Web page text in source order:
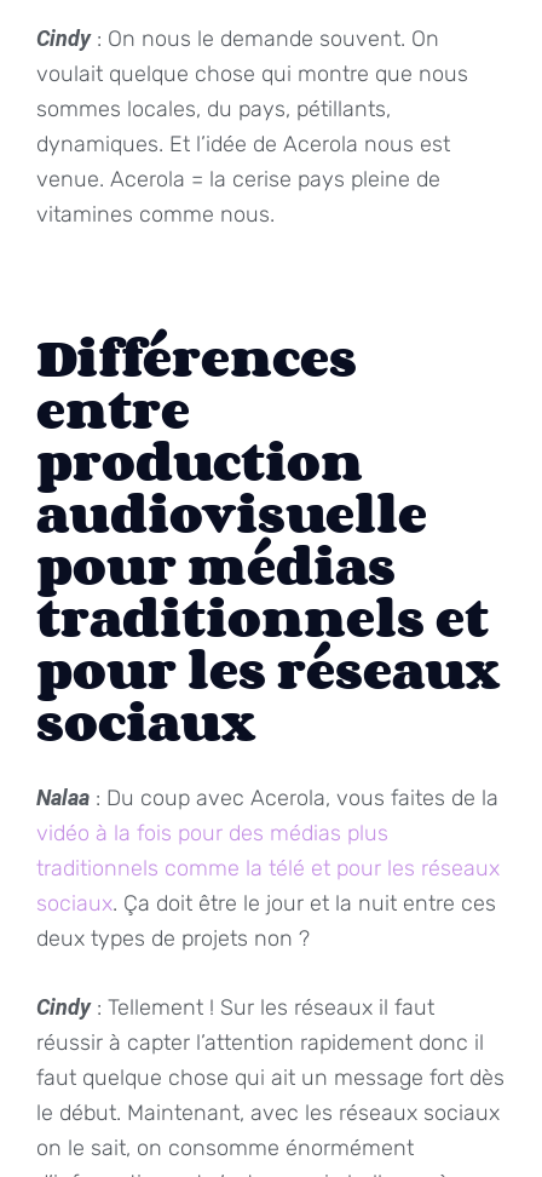
Cindy: On nous le demande souvent. On
voulait quelque chose qui montre que nous
sommes locales, du pays, pétillants,
dynamiques. Et l’idée de Acerola nous est
venue. Acerola = la cerise pays pleine de
vitamines comme nous.
Différences
entre
production
audiovisuelle
pour médias
traditionnels et
pour les réseaux
sociaux
Nalaa : Du coup avec Acerola, vous faites de la
vidéo à la fois pour des médias plus
traditionnels comme la télé et pour les réseaux
sociaux. Ça doit être le jour et la nuit entre ces
deux types de projets non ?
Cindy: Tellement ! Sur les réseaux il faut
réussir à capter l’attention rapidement donc il
faut quelque chose qui ait un message fort dès
le début. Maintenant, avec les réseaux sociaux
on le sait, on consomme énormément